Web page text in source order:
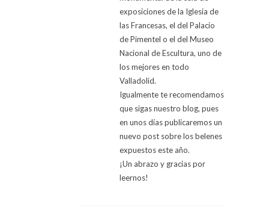
exposiciones de la Iglesia de
las Francesas, el del Palacio
de Pimentel o el del Museo
Nacional de Escultura, uno de
los mejores en todo
Valladolid.
Igualmente te recomendamos
que sigas nuestro blog, pues
en unos días publicaremos un
nuevo post sobre los belenes
expuestos este año.
¡Un abrazo y gracias por
leernos!